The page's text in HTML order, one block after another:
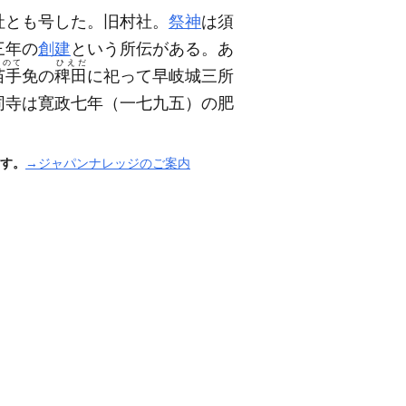
とも号した。旧村社。 祭神は須
年の創建 という所伝がある。あ
手
のて
免の稗田
ひえだ
に祀って早岐城三所
寺は寛政七年 （一七九五） の肥
。 →ジャパンナレッジのご案内